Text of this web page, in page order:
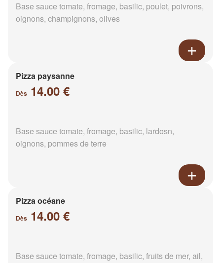
Base sauce tomate, fromage, basilic, poulet, poivrons,
oignons, champignons, olives
Pizza paysanne
Dès 14.00 €
Base sauce tomate, fromage, basilic, lardosn,
oignons, pommes de terre
Pizza océane
Dès 14.00 €
Base sauce tomate, fromage, basilic, fruits de mer, ail,